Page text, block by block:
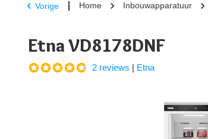
Vorige Home Inbouwapparatuur
Etna VD8178DNF
2 reviews | Etna